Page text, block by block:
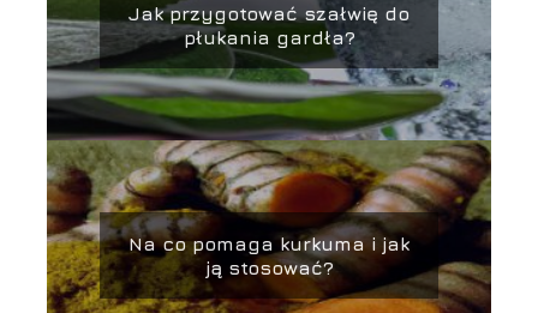
Jak przygotować szałwię do
płukania gardła?
Na co pomaga kurkuma i jak
ją stosować?